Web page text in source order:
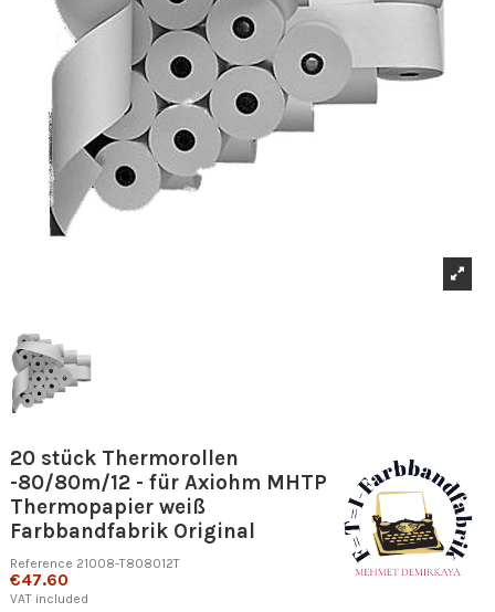
20 stück Thermorollen
-80/80m/12 - für Axiohm MHTP
Thermopapier weiß
Farbbandfabrik Original
Reference 21008-T808012T
€47.60
VAT included